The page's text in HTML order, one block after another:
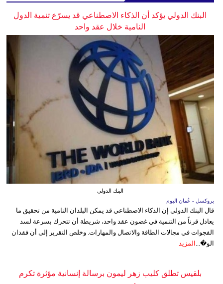
البنك الدولي يؤكد أن الذكاء الاصطناعي قد يسرّع تنمية الدول
النامية خلال عقد واحد
البنك الدولي
بروكسل - عُمان اليوم
قال البنك الدولي إن الذكاء الاصطناعي قد يمكن البلدان النامية من تحقيق ما
يعادل قرناً من التنمية في غضون عقد واحد، شريطة أن تتحرك بسرعة لسد
الفجوات في مجالات الطاقة والاتصال والمهارات. وخلص التقرير إلى أن فقدان
الو�... المزيد
بلقيس تطلق كليب زهر ليمون برسالة إنسانية مؤثرة تكرم